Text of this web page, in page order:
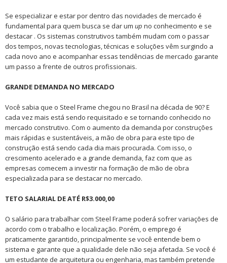
Se especializar e estar por dentro das novidades de mercado é
fundamental para quem busca se dar um up no conhecimento e se
destacar . Os sistemas construtivos também mudam com o passar
dos tempos, novas tecnologias, técnicas e soluções vêm surgindo a
cada novo ano e acompanhar essas tendências de mercado garante
um passo a frente de outros profissionais.
GRANDE DEMANDA NO MERCADO
Você sabia que o Steel Frame chegou no Brasil na década de 90? E
cada vez mais está sendo requisitado e se tornando conhecido no
mercado construtivo. Com o aumento da demanda por construções
mais rápidas e sustentáveis, a mão de obra para este tipo de
construção está sendo cada dia mais procurada. Com isso, o
crescimento acelerado e a grande demanda, faz com que as
empresas comecem a investir na formação de mão de obra
especializada para se destacar no mercado.
TETO SALARIAL DE ATÉ R$3.000,00
O salário para trabalhar com Steel Frame poderá sofrer variações de
acordo com o trabalho e localização. Porém, o emprego é
praticamente garantido, principalmente se você entende bem o
sistema e garante que a qualidade dele não seja afetada. Se você é
um estudante de arquitetura ou engenharia, mas também pretende